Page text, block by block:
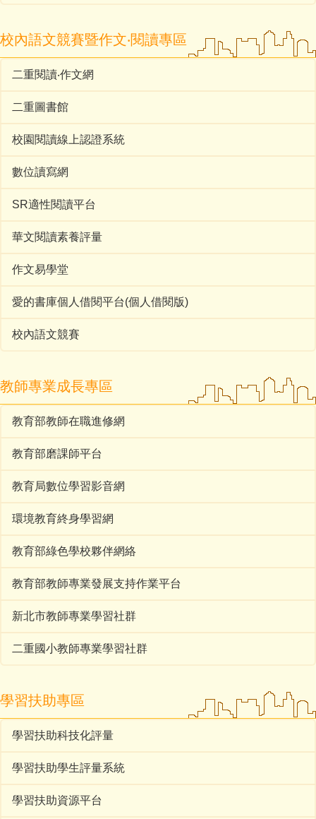
校內語文競賽暨作文‧閱讀專區
二重閱讀‧作文網
二重圖書館
校園閱讀線上認證系統
數位讀寫網
SR適性閱讀平台
華文閱讀素養評量
作文易學堂
愛的書庫個人借閱平台(個人借閱版)
校內語文競賽
教師專業成長專區
教育部教師在職進修網
教育部磨課師平台
教育局數位學習影音網
環境教育終身學習網
教育部綠色學校夥伴網絡
教育部教師專業發展支持作業平台
新北市教師專業學習社群
二重國小教師專業學習社群
學習扶助專區
學習扶助科技化評量
學習扶助學生評量系統
學習扶助資源平台